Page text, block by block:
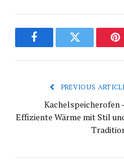
FacebookTwitter
PREVIOUS
Kachelspeicherofen
Effiziente Wärme mit Stil